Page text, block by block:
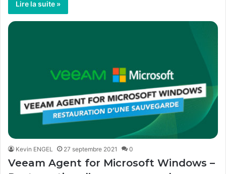
Lire la suite »
Kevin ENGEL 27 septembre 2021 0
Veeam Agent for Microsoft Windows –